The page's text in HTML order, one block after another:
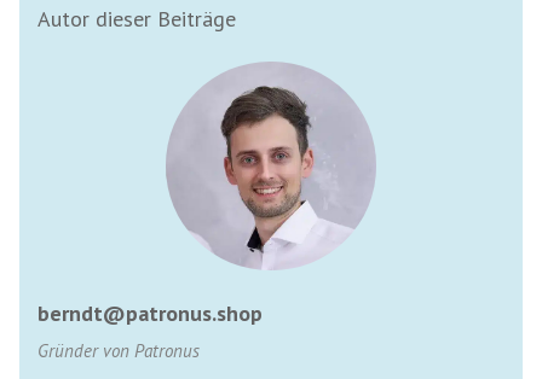
Autor dieser Beiträge
berndt@patronus.shop
Gründer von Patronus